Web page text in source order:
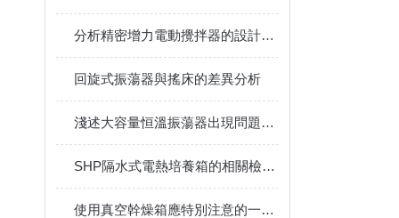
分析精密增力電動攪拌器的設計組成
回旋式振蕩器與搖床的差異分析
淺述大容量恒溫振蕩器出現問題時的處理方法
SHP隔水式電熱培養箱的相關檢查更換操作
使用真空幹燥箱應特別注意的一個細節